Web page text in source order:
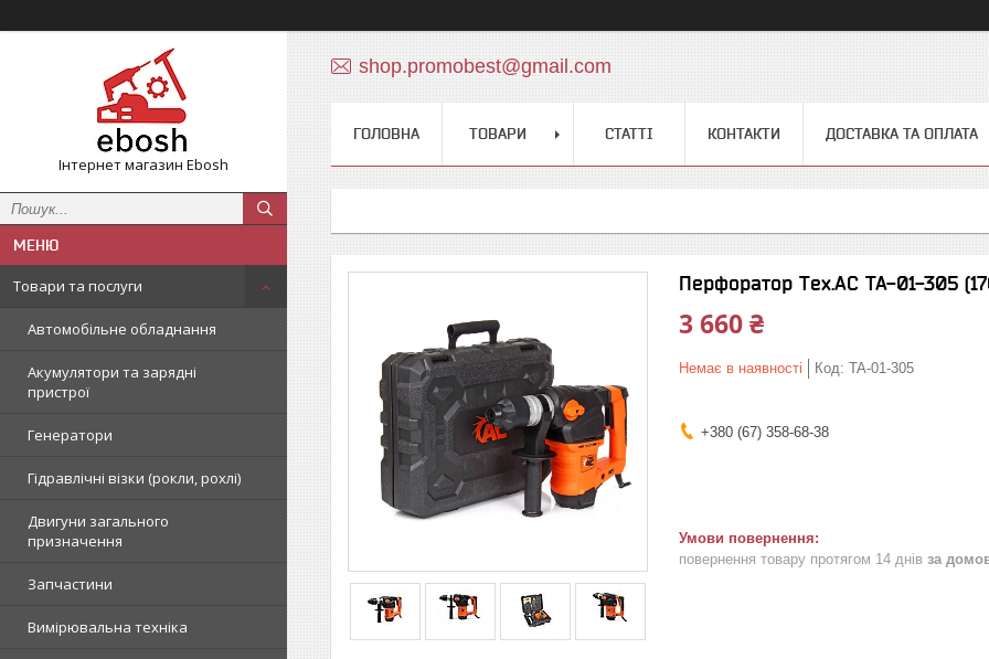
Інтернет магазин Ebosh
Товари та послуги
Автомобільне обладнання
Акумулятори та зарядні
пристрої
Генератори
Гідравлічні візки (рокли, рохлі)
Двигуни загального
призначення
Запчастини
Вимірювальна техніка
shop.promobest@gmail.com
ГОЛОВНА ТОВАРИ СТАТТІ КОНТАКТИ ДОСТАВКА ТА ОПЛАТА
Перфоратор Tex.AC ТА-01-305
3 660 ₴
Немає в наявності Код: TA-01-305
+380 (67) 358-68-38
повернення товару протягом 14 днів за